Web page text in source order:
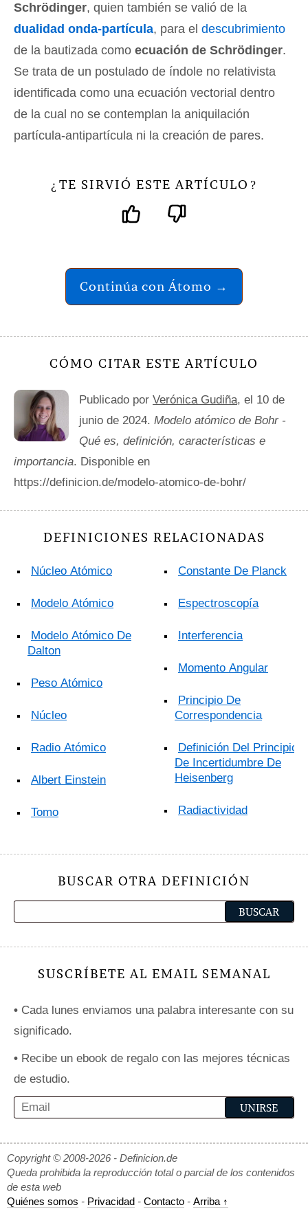
Schrödinger, quien también se valió de la
dualidad onda-partícula, para el descubrimiento
de la bautizada como ecuación de Schrödinger.
Se trata de un postulado de índole no relativista
identificada como una ecuación vectorial dentro
de la cual no se contemplan la aniquilación
partícula-antipartícula ni la creación de pares.
¿ TE SIRVIÓ ESTE ARTÍCULO ?
Continúa con Átomo →
CÓMO CITAR ESTE ARTÍCULO
Publicado por Verónica Gudiña, el 10 de
junio de 2024. Modelo atómico de Bohr -
Qué es, definición, características e
importancia. Disponible en
https://definicion.de/modelo-atomico-de-bohr/
DEFINICIONES RELACIONADAS
Núcleo Atómico
Modelo Atómico
Modelo Atómico De
Dalton
Peso Atómico
Núcleo
Radio Atómico
Albert Einstein
Tomo
Constante De Planck
Espectroscopía
Interferencia
Momento Angular
Principio De
Correspondencia
Definición Del Principio
De Incertidumbre De
Heisenberg
Radiactividad
BUSCAR OTRA DEFINICIÓN
SUSCRÍBETE AL EMAIL SEMANAL
• Cada lunes enviamos una palabra interesante con su
significado.
• Recibe un ebook de regalo con las mejores técnicas
de estudio.
Copyright © 2008-2026 - Definicion.de
Queda prohibida la reproducción total o parcial de los contenidos
de esta web
Quiénes somos - Privacidad - Contacto - Arriba ↑